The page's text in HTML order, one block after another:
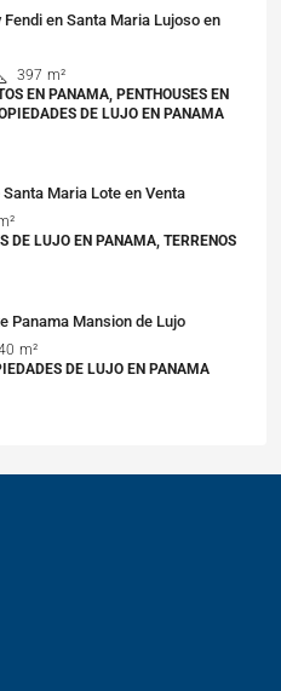
Fendi en Santa Maria Lujoso en
397 m²
EN PANAMA, PENTHOUSES EN
DE LUJO EN PANAMA
Maria Lote en Venta
DE LUJO EN PANAMA, TERRENOS
Panama Mansion de Lujo
m²
DE LUJO EN PANAMA